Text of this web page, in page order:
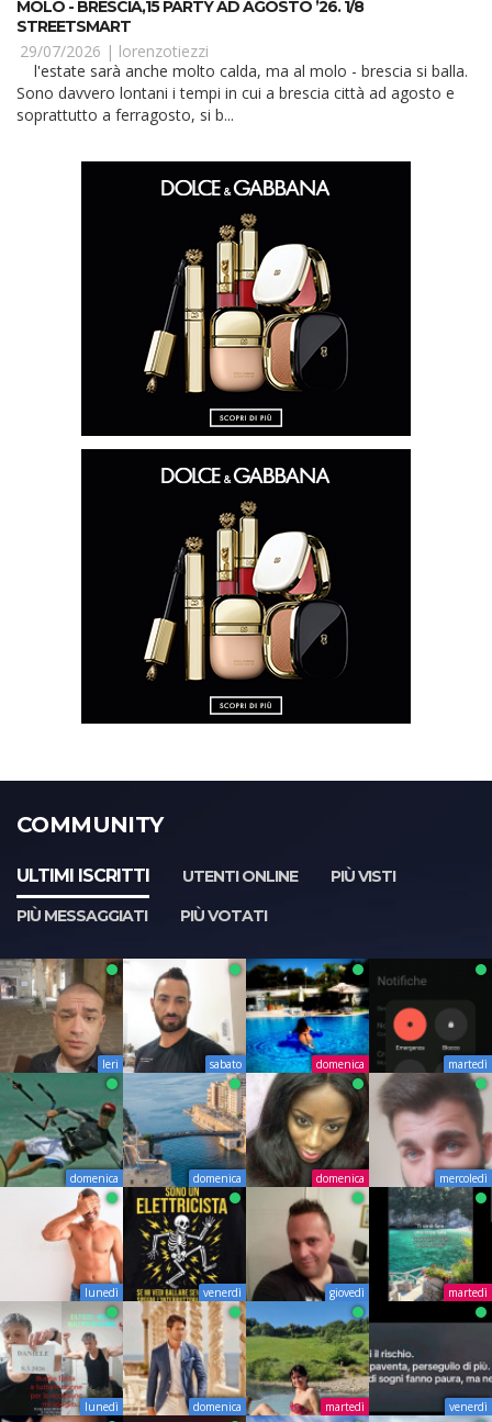
MOLO - BRESCIA,15 PARTY AD AGOSTO ’26. 1/8
STREETSMART
29/07/2026 | lorenzotiezzi
Sono davvero lontani i tempi in cui a brescia città ad agosto e
soprattutto a ferragosto, si b...
COMMUNITY
ULTIMI ISCRITTI UTENTI ONLINE
PIÙ VISTI
PIÙ MESSAGGIATI
PIÙ VOTATI
Ieri sabato domenica martedì
domenica domenica domenica mercoledì
lunedì venerdì giovedì martedì
lunedì domenica martedì venerdì